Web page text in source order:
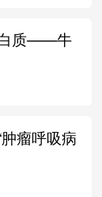
06
05
白质——牛
瘤呼吸病